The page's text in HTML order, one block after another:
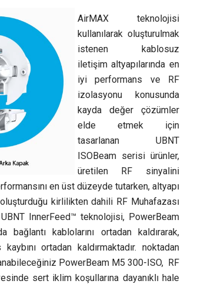
AirMAX teknolojisi
kullanılarak oluşturulmak
istenen kablosuz
iletişim altyapılarında en
iyi performans ve RF
izolasyonu konusunda
kayda değer çözümler
elde etmek için
tasarlanan UBNT
ISOBeam serisi ürünler,
üretilen RF sinyalini
en üst düzeyde tutarken, altyapı
kirlilikten dahili RF Muhafazası
InnerFeed™ teknolojisi, PowerBeam
kablolarını ortadan kaldırarak,
ortadan kaldırmaktadır. noktadan
PowerBeam M5 300-ISO, RF
sert iklim koşullarına dayanıklı hale